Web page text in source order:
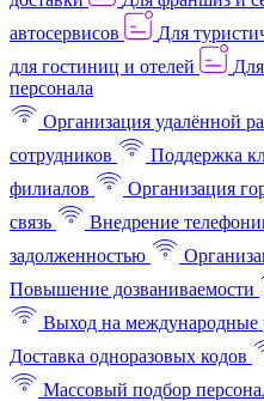
автосервисов
Для
для гостиниц и отелей
персонала
Организация удалённой
сотрудников
Поддержка
филиалов
Организация
связь
Внедрение
задолженностью
Повышение дозваниваемости
Выход на международные
Доставка одноразовых кодов
Массовый подбор